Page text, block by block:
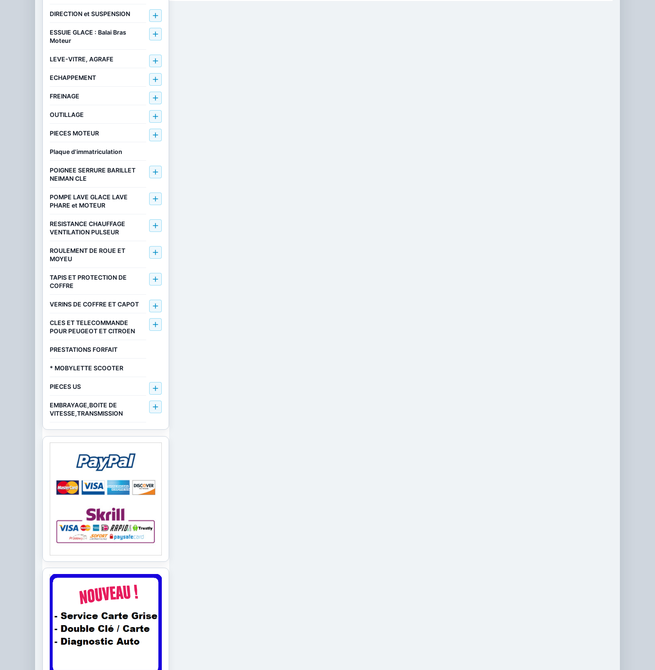
DIRECTION et SUSPENSION 
ESSUIE GLACE : Balai Bras
Moteur

LEVE-VITRE, AGRAFE 
ECHAPPEMENT 
FREINAGE 
OUTILLAGE 
PIECES MOTEUR 
Plaque d'immatriculation
POIGNEE SERRURE BARILLET
NEIMAN CLE

POMPE LAVE GLACE LAVE
PHARE et MOTEUR

RESISTANCE CHAUFFAGE
VENTILATION PULSEUR

ROULEMENT DE ROUE ET
MOYEU

TAPIS ET PROTECTION DE
COFFRE

VERINS DE COFFRE ET CAPOT 
CLES ET TELECOMMANDE
POUR PEUGEOT ET CITROEN

PRESTATIONS FORFAIT
* MOBYLETTE SCOOTER
PIECES US 
EMBRAYAGE,BOITE DE
VITESSE,TRANSMISSION
